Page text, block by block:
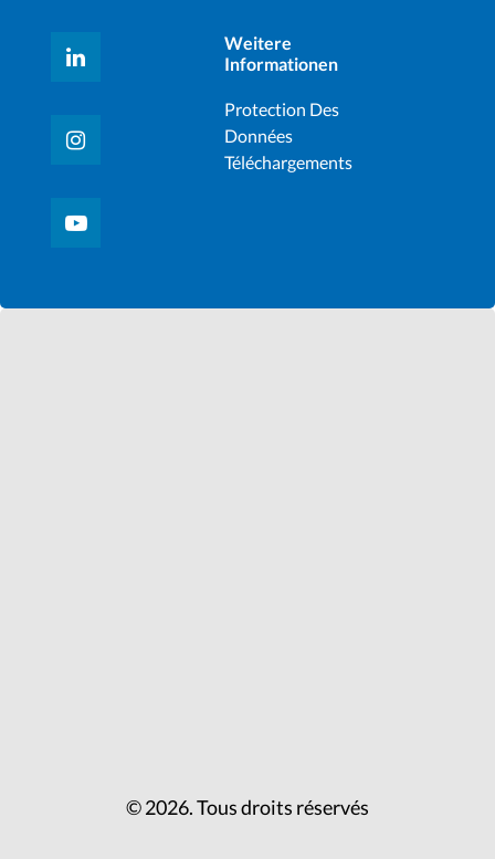
Weitere
Informationen
Protection Des
Données
Téléchargements
© 2026. Tous droits réservés